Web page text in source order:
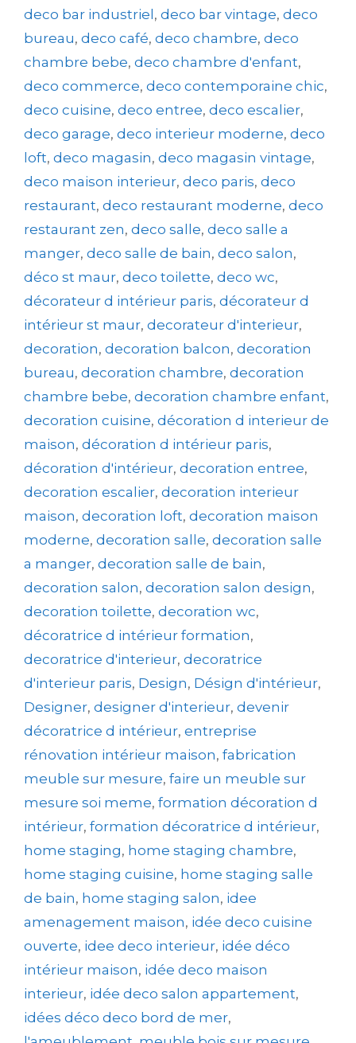
deco bar industriel , deco bar vintage, deco
bureau, deco café, deco chambre, deco
chambre bebe, deco chambre d'enfant,
deco commerce, deco contemporaine chic,
deco cuisine, deco entree, deco escalier,
deco garage, deco interieur moderne, deco
loft, deco magasin, deco magasin vintage,
deco maison interieur, deco paris, deco
restaurant, deco restaurant moderne, deco
restaurant zen, deco salle, deco salle a
manger, deco salle de bain, deco salon,
déco st maur, deco toilette, deco wc,
décorateur d intérieur paris, décorateur d
intérieur st maur, decorateur d'interieur,
decoration, decoration balcon, decoration
bureau, decoration chambre, decoration
chambre bebe, decoration chambre enfant,
decoration cuisine, décoration d interieur de
maison, décoration d intérieur paris,
décoration d'intérieur, decoration entree,
decoration escalier, decoration interieur
maison, decoration loft, decoration maison
moderne, decoration salle, decoration salle
a manger, decoration salle de bain,
decoration salon, decoration salon design,
decoration toilette, decoration wc,
décoratrice d intérieur formation,
decoratrice d'interieur, decoratrice
d'interieur paris, Design, Désign d'intérieur,
Designer, designer d'interieur, devenir
décoratrice d intérieur, entreprise
rénovation intérieur maison, fabrication
meuble sur mesure, faire un meuble sur
mesure soi meme, formation décoration d
intérieur, formation décoratrice d intérieur,
home staging, home staging chambre,
home staging cuisine, home staging salle
de bain, home staging salon, idee
amenagement maison, idée deco cuisine
ouverte, idee deco interieur, idée déco
intérieur maison, idée deco maison
interieur, idée deco salon appartement,
idées déco deco bord de mer,